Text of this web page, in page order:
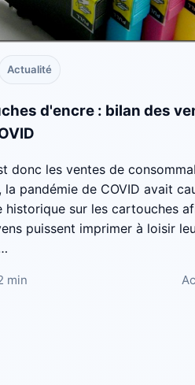
Actualité
d'encre : bilan des
donc les ventes de
la pandémie de COVID avait
historique sur les cartouches
puissent imprimer à loisir
min